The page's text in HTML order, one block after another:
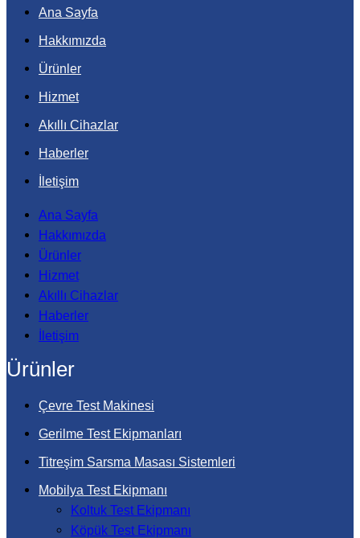
Ana Sayfa
Hakkımızda
Ürünler
Hizmet
Akıllı Cihazlar
Haberler
İletişim
Ana Sayfa
Hakkımızda
Ürünler
Hizmet
Akıllı Cihazlar
Haberler
İletişim
Ürünler
Çevre Test Makinesi
Gerilme Test Ekipmanları
Titreşim Sarsma Masası Sistemleri
Mobilya Test Ekipmanı
Koltuk Test Ekipmanı
Köpük Test Ekipmanı